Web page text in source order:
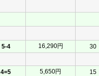
5-4 16,290円 30
4=5 5,650円 15